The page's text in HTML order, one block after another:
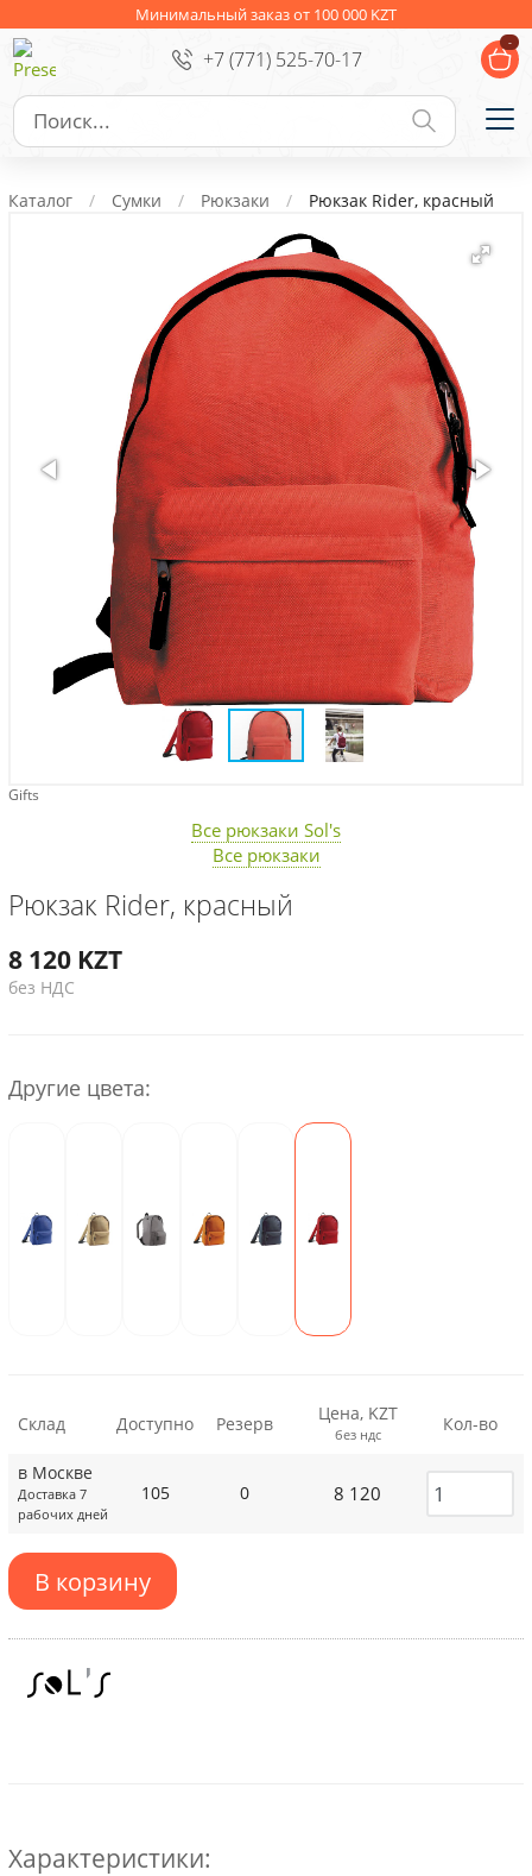
Минимальный заказ от 100 000 KZT
+7 (771) 525-70-17
-
Ежедневники Новогодние подарки
Сувениры к праздникам Упаковка
Личные аксессуары
Деловые подарки
Съедобные подарки с логотипом
Каталог Сумки Рюкзаки Рюкзак Rider, красный
Gifts
Все рюкзаки Sol's
Все рюкзаки
Рюкзак Rider, красный
8 120 KZT
без НДС
Другие цвета:
Склад Доступно Резерв Цена, KZT
без ндс Кол-во
в Москве
Доставка 7
рабочих дней
105 0 8 120
В корзину
Характеристики: